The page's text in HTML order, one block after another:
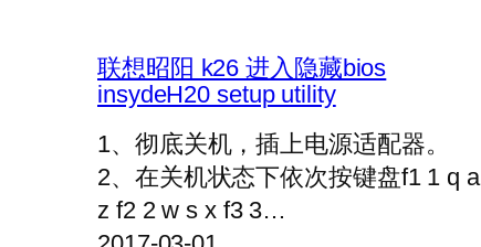
联想昭阳 k26 进入隐藏bios
insydeH20 setup utility
1、彻底关机，插上电源适配器。
2、在关机状态下依次按键盘f1 1 q a
z f2 2 w s x f3 3…